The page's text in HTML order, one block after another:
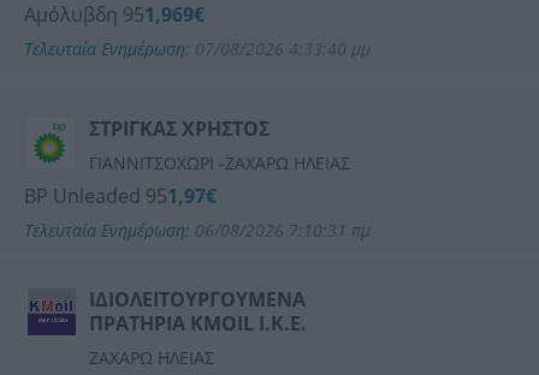
Αμόλυβδη 951,969€
Τελευταία Ενημέρωση: 07/08/2026 4:33:40 μμ
ΣΤΡΙΓΚΑΣ ΧΡΗΣΤΟΣ
ΓΙΑΝΝΙΤΣΟΧΩΡΙ -ΖΑΧΑΡΩ ΗΛΕΙΑΣ
BP Unleaded 951,97€
Τελευταία Ενημέρωση: 06/08/2026 7:10:31 πμ
ΙΔΙΟΛΕΙΤΟΥΡΓΟΥΜΕΝΑ
ΠΡΑΤΗΡΙΑ ΚΜOIL Ι.Κ.Ε.
ΖΑΧΑΡΩ ΗΛΕΙΑΣ